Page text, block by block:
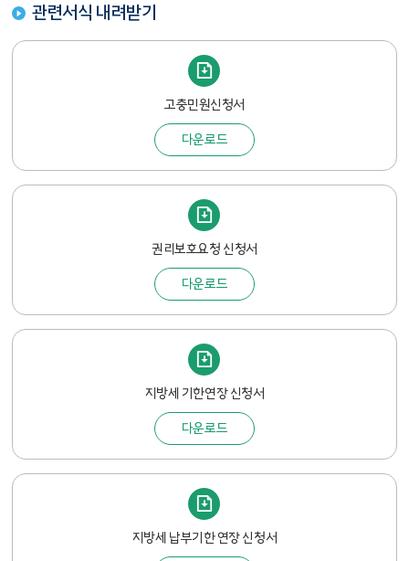
관련서식 내려받기
고충민원신청서
다운로드
권리보호요청 신청서
다운로드
지방세 기한연장 신청서
다운로드
지방세 납부기한 연장 신청서